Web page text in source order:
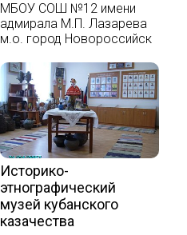
МБОУ СОШ №12 имени
адмирала М.П. Лазарева
м.о. город Новороссийск
Историко-
этнографический
музей кубанского
казачества